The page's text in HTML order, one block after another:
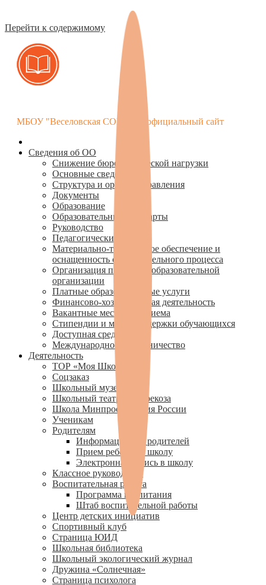
Перейти к содержимому
МБОУ "Веселовская СОШ " — официальный сайт
Сведения об ОО
Снижение бюрократической нагрузки
Основные сведения
Структура и органы управления
Документы
Образование
Образовательные стандарты
Руководство
Педагогический состав
Материально-техническое обеспечение и
оснащенность образовательного процесса
Организация питания в образовательной
организации
Платные образовательные услуги
Финансово-хозяйственная деятельность
Вакантные места для приема
Стипендии и меры поддержки обучающихся
Доступная среда
Международное сотрудничество
Деятельность
ТОР «Моя Школа»
Соцзаказ
Школьный музей
Школьный театр — Стрекоза
Школа Минпросвещения России
Ученикам
Родителям
Информация для родителей
Прием ребенка в школу
Электронная запись в школу
Классное руководство
Воспитательная работа
Программа воспитания
Штаб воспитательной работы
Центр детских инициатив
Спортивный клуб
Страница ЮИД
Школьная библиотека
Школьный экологический журнал
Дружина «Солнечная»
Страница психолога